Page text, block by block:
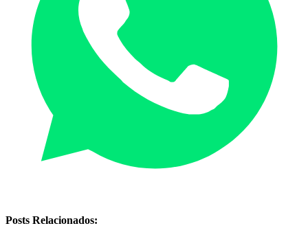
Posts Relacionados: